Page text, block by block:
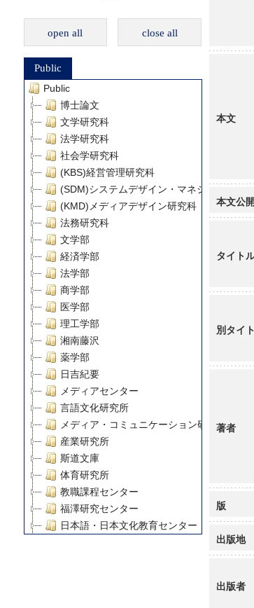
open all close all
Public
Public
博士論文
文学研究科
法学研究科
社会学研究科
(KBS)経営管理研究科
(SDM)システムデザイン・マネジメント研究
(KMD)メディアデザイン研究科
法務研究科
文学部
経済学部
法学部
商学部
医学部
理工学部
湘南藤沢
薬学部
日吉紀要
メディアセンター
言語文化研究所
メディア・コミュニケーション研究所
産業研究所
斯道文庫
体育研究所
教職課程センター
福澤研究センター
日本語・日本文化教育センター
グローバルリサーチインスティテュート
本文
本文公
タイト
別タイ
著者
版
出版地
出版者